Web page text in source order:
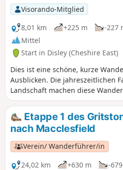
Visorando-Mitglied
8,01 km
+225 m -227
Mittel
Start in Disley (Cheshire East)
Dies ist eine schöne, kurze
Ausblicken. Die jahreszeitlichen
Landschaft machen diese
Erlebnis, das man im Laufe des
genießen kann. Die Route
hinauf zu den Black Rocks, von
Ausblicke bieten.
Etappe 1 des
nach Macclesfield
Verein/ Wanderführer/in
24,02 km
+630 m -